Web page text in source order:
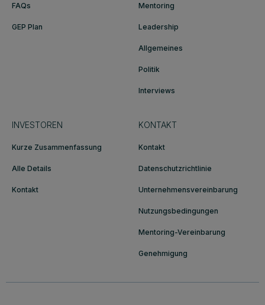
FAQs
GEP Plan
Mentoring
Leadership
Allgemeines
Politik
Interviews
INVESTOREN
Kurze Zusammenfassung
Alle Details
Kontakt
KONTAKT
Kontakt
Datenschutzrichtlinie
Unternehmensvereinbarung
Nutzungsbedingungen
Mentoring-Vereinbarung
Genehmigung